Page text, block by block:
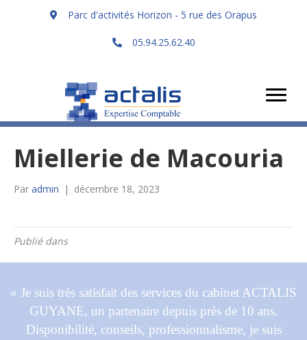
Parc d'activités Horizon - 5 rue des Orapus
05.94.25.62.40
Miellerie de Macouria
Par admin | décembre 18, 2023
Publié dans
« Je suis très satisfait des services du cabinet ACTALIS
GUYANE, un partenaire depuis près de 10 ans.
Disponibilité, conseils, professionnalisme, je suis